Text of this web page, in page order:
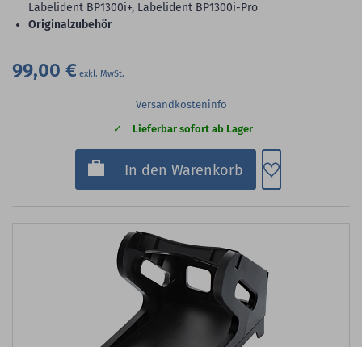
Labelident BP1300i+, Labelident BP1300i-Pro
Originalzubehör
99,00 €
Versandkosteninfo
Lieferbar sofort ab Lager
In den Warenkorb Zum